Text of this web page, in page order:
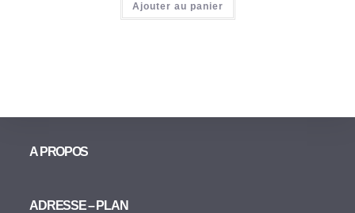
Ajouter au panier
A PROPOS
ADRESSE – PLAN